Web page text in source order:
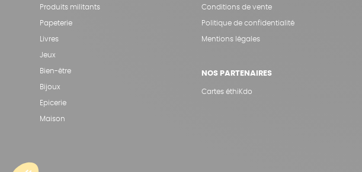
Produits militants
Papeterie
Livres
Jeux
Bien-être
Bijoux
Epicerie
Maison
Conditions de vente
Politique de confidentialité
Mentions légales
NOS PARTENAIRES
Cartes éthiKdo